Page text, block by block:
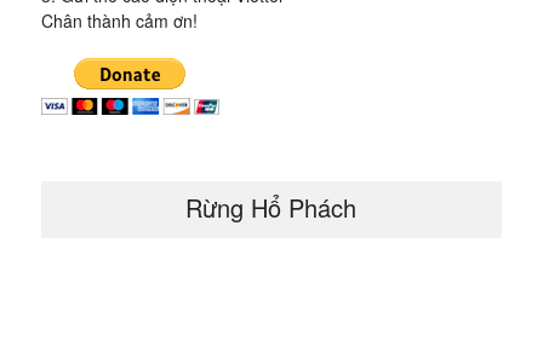
Chân thành cảm ơn!
Rừng Hổ Phách